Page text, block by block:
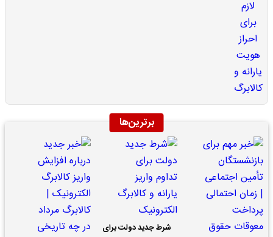
برترین‌ها
شرط جدید دولت برای